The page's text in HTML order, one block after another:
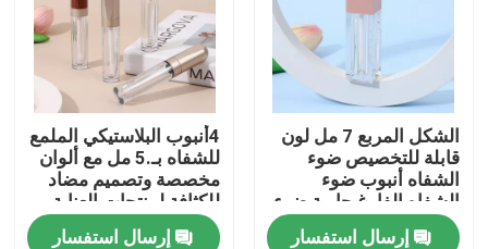
معلومات عنا
جولة في المعمل
رقابة جودة
الشكل المربع 7 مل لون
قابلة للتخصيص ضوء
الشفاه أنبوب ضوء
الشفاه الفارغ حاوية ضوء
الشفاه للشعر السائل
إرسال استفسار
4أنبوب البلاستيكي الملمع
للشفاه بـ.5 مل مع ألوان
مخصصة وتصميم مضاد
للكثافة لمنتجات العناية
بالشفاه
إرسال استفسار